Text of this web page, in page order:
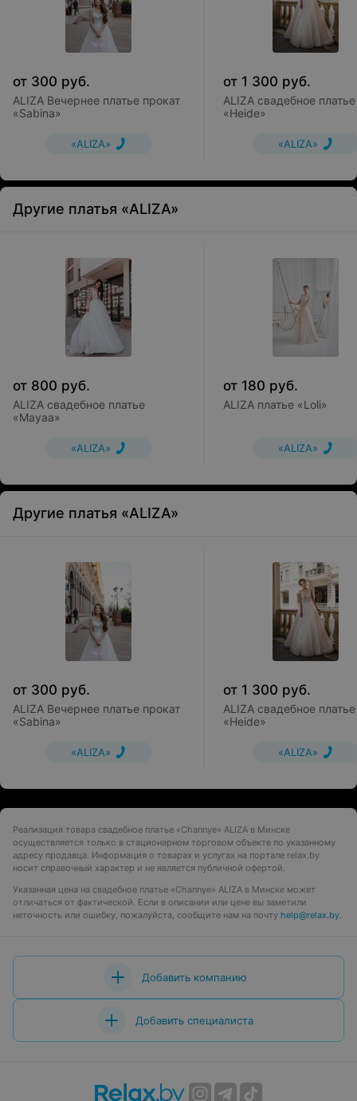
от 300 руб.
ALIZA Вечернее платье прокат
«Sabina»
«ALIZA»
от 1 300 руб.
ALIZA свадебное платье
«Heide»
«ALIZA»
Другие платья «ALIZA»
от 800 руб.
ALIZA свадебное платье
«Mayaa»
«ALIZA»
от 180 руб.
ALIZA платье «Loli»
«ALIZA»
Другие платья «ALIZA»
от 300 руб.
ALIZA Вечернее платье прокат
«Sabina»
«ALIZA»
от 1 300 руб.
ALIZA свадебное платье
«Heide»
«ALIZA»
Реализация товара свадебное платье «Channye» ALIZA в Минске
осуществляется только в стационарном торговом объекте по указанному
адресу продавца. Информация о товарах и услугах на портале relax.by
носит справочный характер и не является публичной офертой.
Указанная цена на свадебное платье «Channye» ALIZA в Минске может
отличаться от фактической. Если в описании или цене вы заметили
неточность или ошибку, пожалуйста, сообщите нам на почту help@relax.by.
Добавить компанию
Добавить специалиста